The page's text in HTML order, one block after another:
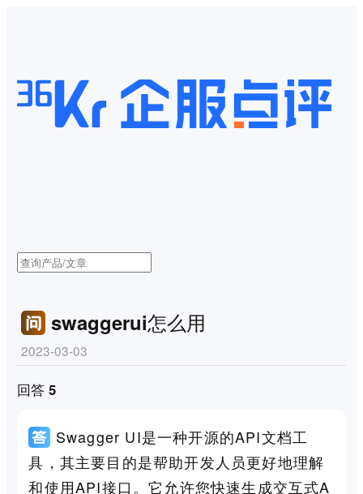
swaggerui怎么用
2023-03-03
回答 5
Swagger UI是一种开源的API文档工
具，其主要目的是帮助开发人员更好地理解
和使用API接口。它允许您快速生成交互式A